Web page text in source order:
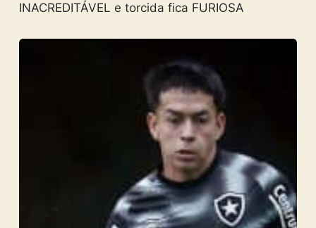
INACREDITÁVEL e torcida fica FURIOSA